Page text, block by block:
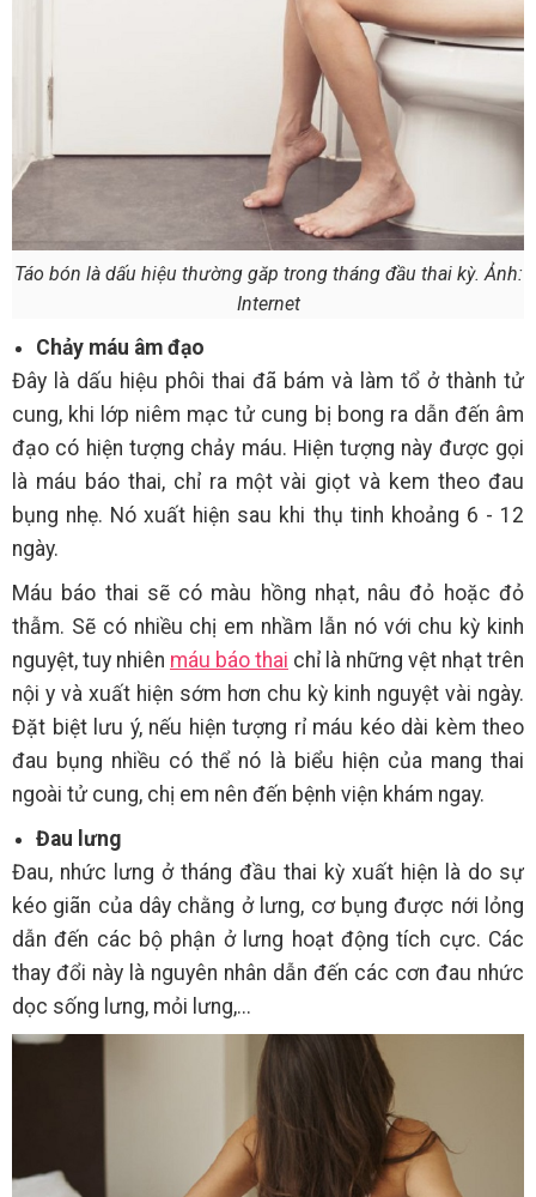
Táo bón là dấu hiệu thường găp trong tháng đầu thai kỳ. Ảnh:
Internet
Chảy máu âm đạo
Đây là dấu hiệu phôi thai đã bám và làm tổ ở thành tử
cung, khi lớp niêm mạc tử cung bị bong ra dẫn đến âm
đạo có hiện tượng chảy máu. Hiện tượng này được gọi
là máu báo thai, chỉ ra một vài giọt và kem theo đau
bụng nhẹ. Nó xuất hiện sau khi thụ tinh khoảng 6 - 12
ngày.
Máu báo thai sẽ có màu hồng nhạt, nâu đỏ hoặc đỏ
thẫm. Sẽ có nhiều chị em nhầm lẫn nó với chu kỳ kinh
nguyệt, tuy nhiên máu báo thai chỉ là những vệt nhạt trên
nội y và xuất hiện sớm hơn chu kỳ kinh nguyệt vài ngày.
Đặt biệt lưu ý, nếu hiện tượng rỉ máu kéo dài kèm theo
đau bụng nhiều có thể nó là biểu hiện của mang thai
ngoài tử cung, chị em nên đến bệnh viện khám ngay.
Đau lưng
Đau, nhức lưng ở tháng đầu thai kỳ xuất hiện là do sự
kéo giãn của dây chằng ở lưng, cơ bụng được nới lỏng
dẫn đến các bộ phận ở lưng hoạt động tích cực. Các
thay đổi này là nguyên nhân dẫn đến các cơn đau nhức
dọc sống lưng, mỏi lưng,...